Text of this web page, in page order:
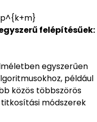
felépítésűek:
egyszerűen
például
közös többszörös
módszerek